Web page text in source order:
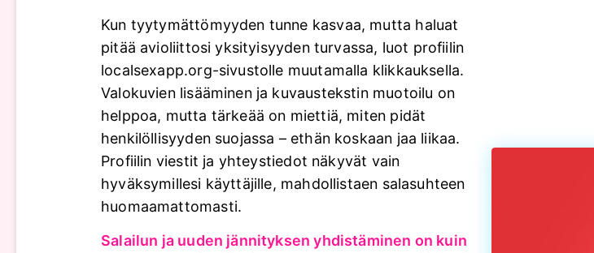
Kun tyytymättömyyden tunne kasvaa, mutta haluat
pitää avioliittosi yksityisyyden turvassa, luot profiilin
localsexapp.org-sivustolle muutamalla klikkauksella.
Valokuvien lisääminen ja kuvaustekstin muotoilu on
helppoa, mutta tärkeää on miettiä, miten pidät
henkilöllisyyden suojassa – ethän koskaan jaa liikaa.
Profiilin viestit ja yhteystiedot näkyvät vain
hyväksymillesi käyttäjille, mahdollistaen salasuhteen
huomaamattomasti.
Salailun ja uuden jännityksen yhdistäminen on kuin